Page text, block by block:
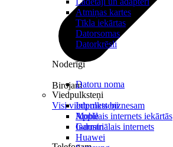
Birojam
Internets biznesam
Mobilais internets iekārtās
Industriālais internets
Atmiņas kartes
Tīkla iekārtas
Datorsomas
Datorkrēsli
Noderīgi
Datoru noma
Viedpulksteņi
Visi viedpulksteņi
Apple
Garmin
Huawei